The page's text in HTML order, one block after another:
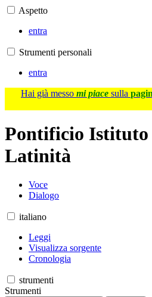
Aspetto
entra
Strumenti personali
entra
Hai già messo mi piace sulla
Pontificio Istituto
Latinità
Voce
Dialogo
italiano
Leggi
Visualizza sorgente
Cronologia
strumenti
Strumenti